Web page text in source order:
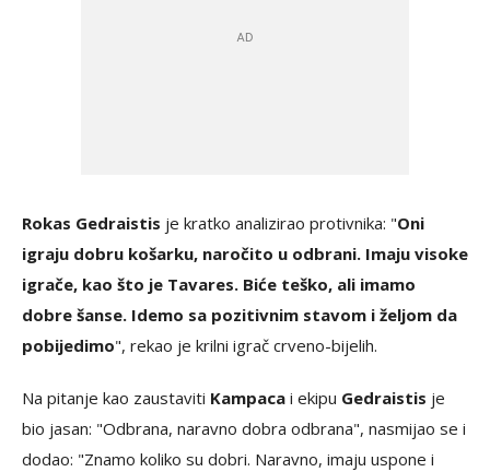
Rokas Gedraistis je kratko analizirao protivnika: "Oni
igraju dobru košarku, naročito u odbrani. Imaju visoke
igrače, kao što je Tavares. Biće teško, ali imamo
dobre šanse. Idemo sa pozitivnim stavom i željom da
pobijedimo", rekao je krilni igrač crveno-bijelih.
Na pitanje kao zaustaviti Kampaca i ekipu Gedraistis je
bio jasan: "Odbrana, naravno dobra odbrana", nasmijao se i
dodao: "Znamo koliko su dobri. Naravno, imaju uspone i